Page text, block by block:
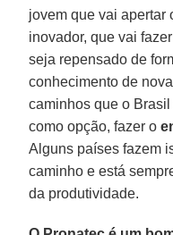
jovem que vai apertar
inovador, que vai
seja repensado de
conhecimento de
caminhos que o
como opção, fazer o
Alguns países fazem
caminho e está
da produtividade.